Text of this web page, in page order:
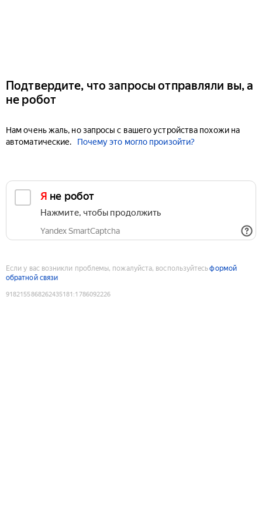
Подтвердите, что запросы отправляли вы, а
не робот
Нам очень жаль, но запросы с вашего устройства похожи на
автоматические.
Почему это могло произойти?
Я не робот
Нажмите, чтобы продолжить
Yandex SmartCaptcha
Если у вас возникли проблемы, пожалуйста, воспользуйтесьформой
обратной связи
9182155868262435181 :1786092226